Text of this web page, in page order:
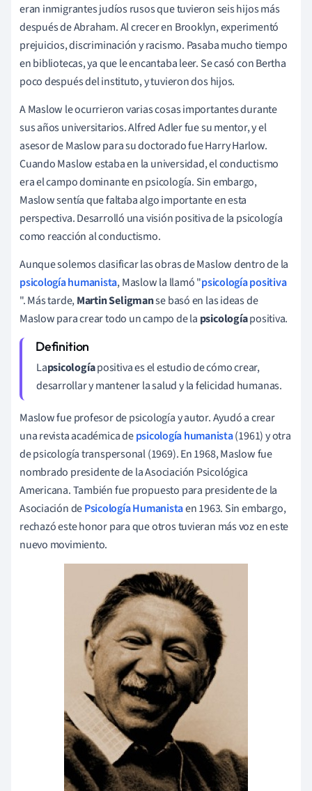
eran inmigrantes judíos rusos que tuvieron seis hijos más
después de Abraham. Al crecer en Brooklyn, experimentó
prejuicios, discriminación y racismo. Pasaba mucho tiempo
en bibliotecas, ya que le encantaba leer. Se casó con Bertha
poco después del instituto, y tuvieron dos hijos.
A Maslow le ocurrieron varias cosas importantes durante
sus años universitarios. Alfred Adler fue su mentor, y el
asesor de Maslow para su doctorado fue Harry Harlow.
Cuando Maslow estaba en la universidad,el conductismo
era el campo dominante en psicología. Sin embargo,
Maslow sentía que faltaba algo importante en esta
perspectiva. Desarrolló una visión positiva de la psicología
como reacción al conductismo.
Aunque solemos clasificar las obras de Maslow dentro de la
psicología humanista, Maslow la llamó "psicología positiva
". Más tarde,Martin Seligmanse basó en las ideas de
Maslow para crear todo un campo de la psicologíapositiva.
Lapsicologíapositiva es el estudio de cómo crear,
desarrollar y mantener la salud y la felicidad humanas.
Maslow fue profesor de psicología y autor. Ayudó a crear
una revista académica depsicología humanista(1961) y otra
de psicología transpersonal (1969). En 1968, Maslow fue
nombrado presidente de la Asociación Psicológica
Americana. También fue propuesto para presidente de la
Asociación dePsicología Humanistaen 1963. Sin embargo,
rechazó este honor para que otros tuvieran más voz en este
nuevo movimiento.